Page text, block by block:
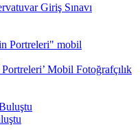
Giriş Sınavı
Mobil Fotoğrafçılık